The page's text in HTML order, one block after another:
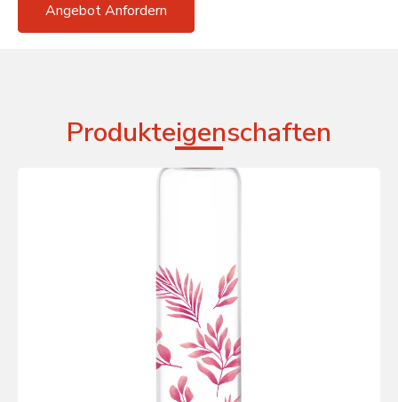
Angebot Anfordern
Produkteigenschaften